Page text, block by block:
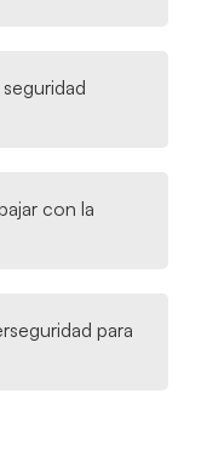
con la
para